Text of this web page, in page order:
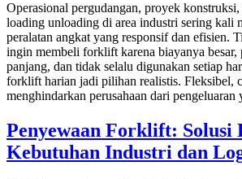
Operasional pergudangan, proyek
loading unloading di area industri sering kali
peralatan angkat yang responsif dan efisien.
ingin membeli forklift karena biayanya besar,
panjang, dan tidak selalu digunakan setiap
forklift harian jadi pilihan realistis. Fleksibel,
menghindarkan perusahaan dari
Penyewaan Forklift: Solusi
Kebutuhan Industri dan